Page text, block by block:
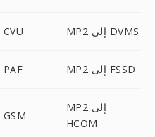
MP2 إلى CVU MP2 إلى DVMS
MP2 إلى PAF MP2 إلى FSSD
MP2 إلى GSM
MP2 إلى
HCOM